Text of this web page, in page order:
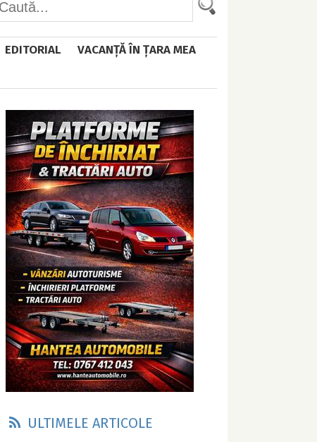
EDITORIAL
VACANȚĂ ÎN ȚARA MEA
ULTIMELE ARTICOLE